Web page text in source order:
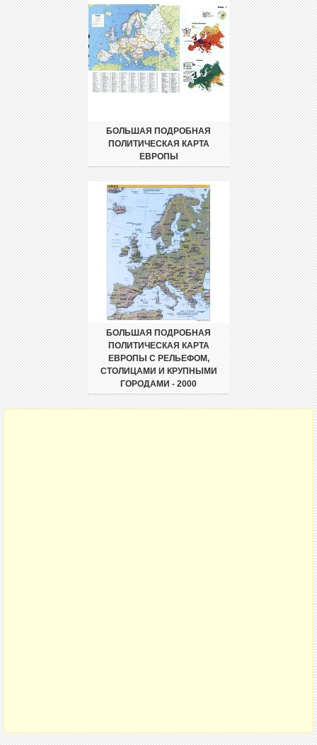
БОЛЬШАЯ ПОДРОБНАЯ
ПОЛИТИЧЕСКАЯ КАРТА
ЕВРОПЫ
БОЛЬШАЯ ПОДРОБНАЯ
ПОЛИТИЧЕСКАЯ КАРТА
ЕВРОПЫ С РЕЛЬЕФОМ,
СТОЛИЦАМИ И КРУПНЫМИ
ГОРОДАМИ - 2000